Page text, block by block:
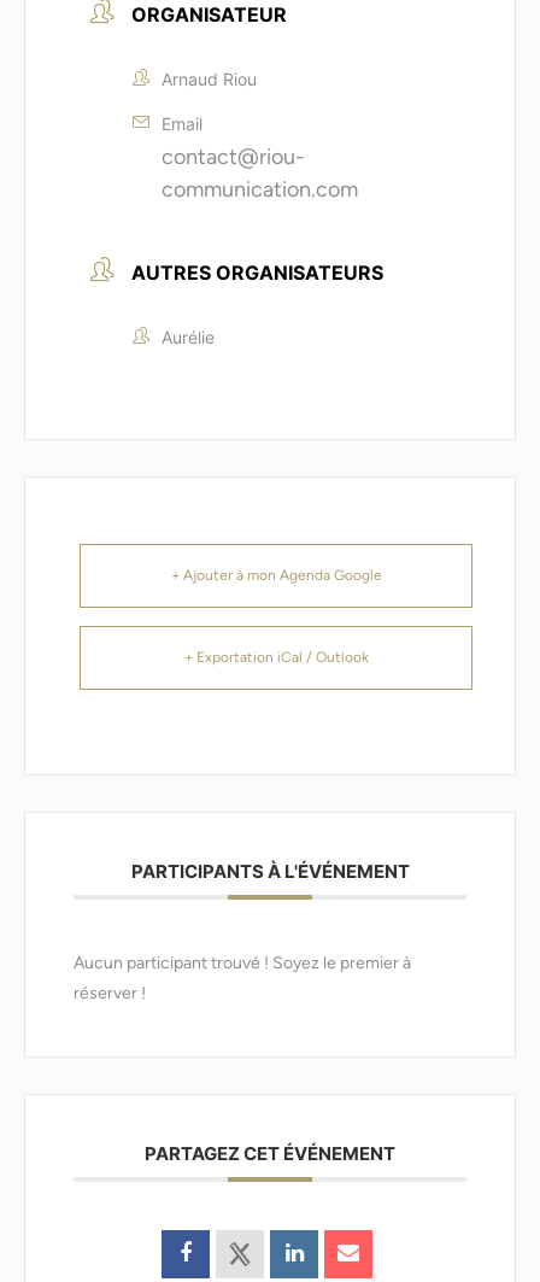
ORGANISATEUR
Arnaud Riou
Email
contact@riou-
communication.com
AUTRES ORGANISATEURS
Aurélie
+ Ajouter à mon Agenda Google
+ Exportation iCal / Outlook
PARTICIPANTS À L'ÉVÉNEMENT
Aucun participant trouvé ! Soyez le premier à
réserver !
PARTAGEZ CET ÉVÉNEMENT